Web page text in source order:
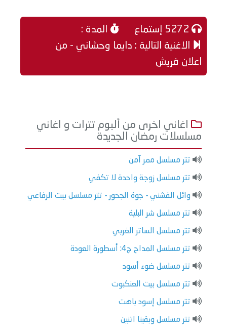
المدة :
الاغنية التالية : دايما وحشاني - من
اعلان فريش
اغاني اخرى من ألبوم تترات و اغاني
مسلسلات رمضان الجديدة
تتر مسلسل ممر آمن
تتر مسلسل زوجة واحدة لا تكفي
وائل الفشني - جوة الجحور - تتر مسلسل بيت الرفاعي
تتر مسلسل شر البلية
تتر مسلسل الساتر الغربي
تتر مسلسل المداح ج4: أسطورة العودة
تتر مسلسل ضوء أسود
تتر مسلسل بيت العنكبوت
تتر مسلسل إسود باهت
تتر مسلسل وبقينا اتنين